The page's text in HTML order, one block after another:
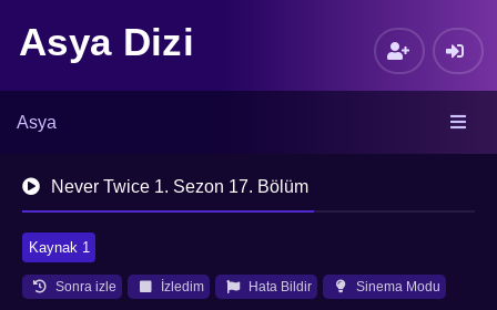
Asya Dizi
Asya
Never Twice 1. Sezon 17. Bölüm
Kaynak 1
Sonra izle İzledim Hata Bildir Sinema Modu